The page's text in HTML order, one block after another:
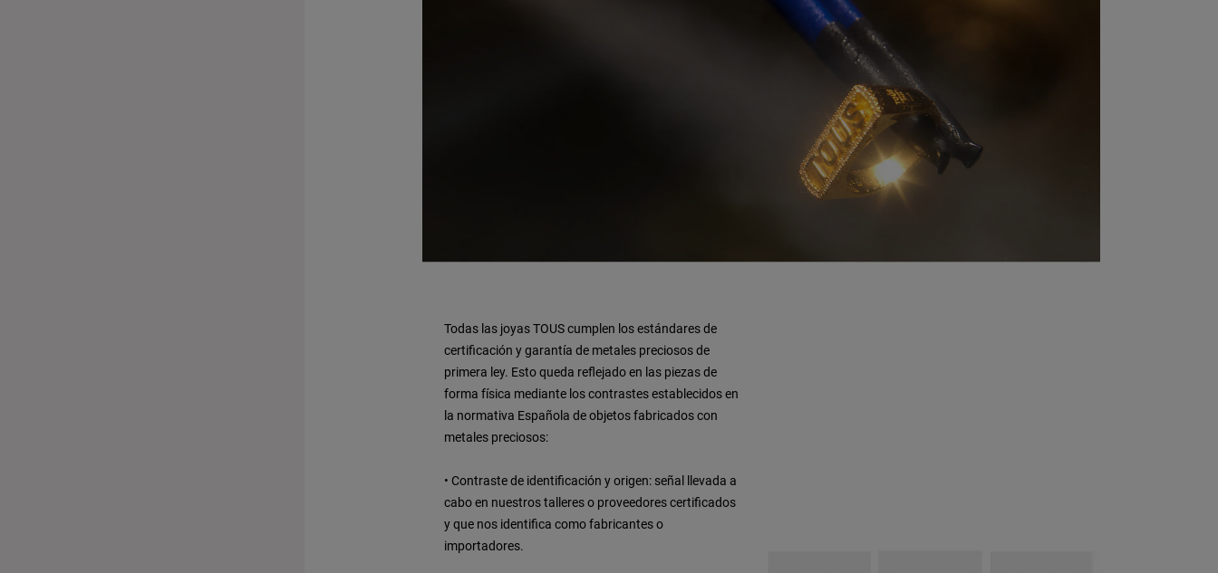
Todas las joyas TOUS cumplen los estándares de
certificación y garantía de metales preciosos de
primera ley. Esto queda reflejado en las piezas de
forma física mediante los contrastes establecidos en
la normativa Española de objetos fabricados con
metales preciosos:
• Contraste de identificación y origen: señal llevada a
cabo en nuestros talleres o proveedores certificados
y que nos identifica como fabricantes o
importadores.